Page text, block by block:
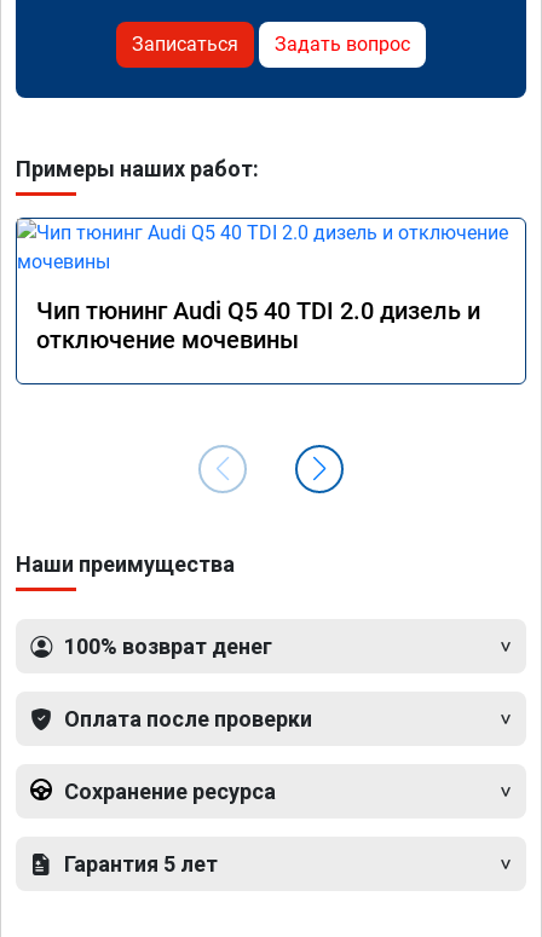
Записаться Задать вопрос
Примеры наших работ:
Чип тюнинг Audi Q5 40 TDI 2.0 дизель и
отключение мочевины
Наши преимущества
100% возврат денег
Оплата после проверки
Сохранение ресурса
Гарантия 5 лет